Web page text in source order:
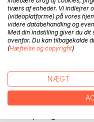
Thomas Madsen til at
systemet og ansvar
bliver en brik i spillet.
voksende fornemmelse
presses ind i konflikten.
Efterhånden afdækkes
aldrig burde have været
have været brugt.
være et ord, men en
tværs af enheder. Vi indlejrer
(videoplatforme) på vores
videre databehandling og
Med din indstilling giver du
ovenfor. Du kan tilbagekalde
(Hæftelse og copyright)
NÆGT